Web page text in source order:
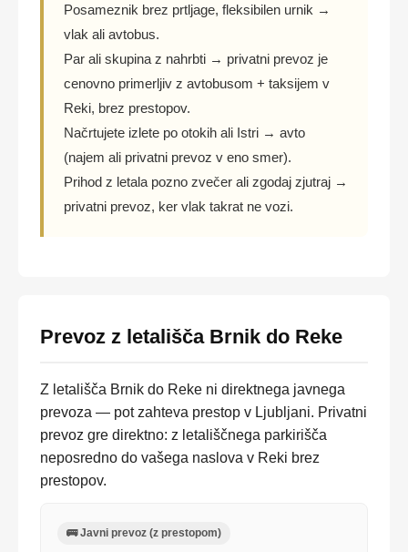
Posameznik brez prtljage, fleksibilen urnik →
vlak ali avtobus.
Par ali skupina z nahrbti → privatni prevoz je
cenovno primerljiv z avtobusom + taksijem v
Reki, brez prestopov.
Načrtujete izlete po otokih ali Istri → avto
(najem ali privatni prevoz v eno smer).
Prihod z letala pozno zvečer ali zgodaj zjutraj →
privatni prevoz, ker vlak takrat ne vozi.
Prevoz z letališča Brnik do Reke
Z letališča Brnik do Reke ni direktnega javnega
prevoza — pot zahteva prestop v Ljubljani. Privatni
prevoz gre direktno: z letališčnega parkirišča
neposredno do vašega naslova v Reki brez
prestopov.
🚌 Javni prevoz (z prestopom)